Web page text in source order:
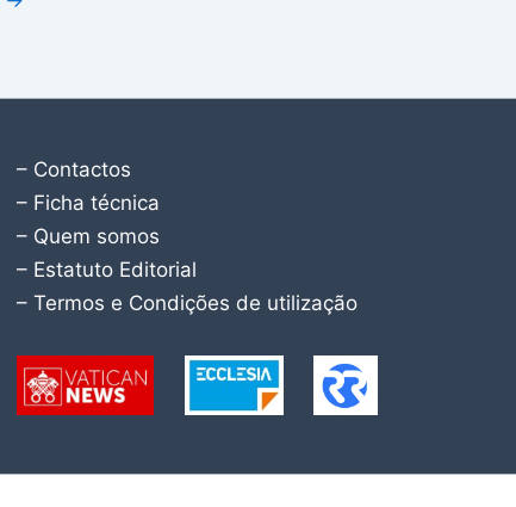
– Contactos
– Ficha técnica
– Quem somos
– Estatuto Editorial
– Termos e Condições de utilização